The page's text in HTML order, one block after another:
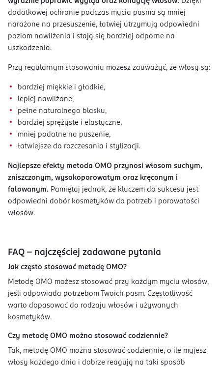
dodatkowej ochronie podczas mycia pasma są mniej
narażone na przesuszenie, łatwiej utrzymują odpowiedni
poziom nawilżenia i stają się bardziej odporne na
uszkodzenia.
Przy regularnym stosowaniu możesz zauważyć, że włosy są:
bardziej miękkie i gładkie,
lepiej nawilżone,
pełne naturalnego blasku,
bardziej sprężyste i elastyczne,
mniej podatne na puszenie,
łatwiejsze do rozczesania i stylizacji.
Najlepsze efekty metoda OMO przynosi włosom suchym,
zniszczonym, wysokoporowatym oraz kręconym i
falowanym. Pamiętaj jednak, że kluczem do sukcesu jest
odpowiedni dobór kosmetyków do potrzeb i porowatości
włosów.
FAQ - najczęściej zadawane pytania
Jak często stosować metodę OMO?
Metodę OMO możesz stosować przy każdym myciu włosów,
jeśli odpowiada potrzebom Twoich pasm. Częstotliwość
warto dopasować do rodzaju włosów i używanych
kosmetyków.
Czy metodę OMO można stosować codziennie?
Tak, metodę OMO można stosować codziennie, o ile myjesz
włosy każdego dnia i dobrze reagują na taki sposób